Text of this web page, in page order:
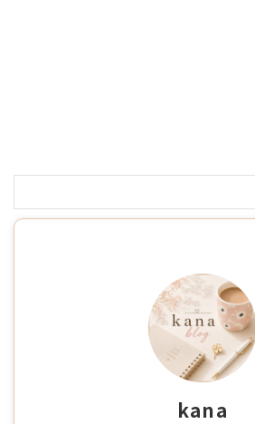
kana